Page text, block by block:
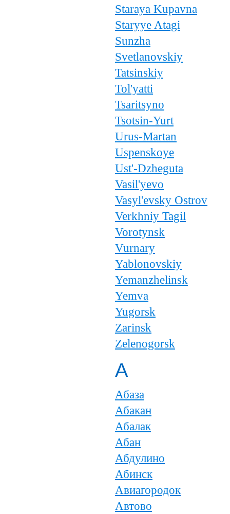
Staraya Kupavna
Staryye Atagi
Sunzha
Svetlanovskiy
Tatsinskiy
Tol'yatti
Tsaritsyno
Tsotsin-Yurt
Urus-Martan
Uspenskoye
Ust'-Dzheguta
Vasil'yevo
Vasyl'evsky Ostrov
Verkhniy Tagil
Vorotynsk
Vurnary
Yablonovskiy
Yemanzhelinsk
Yemva
Yugorsk
Zarinsk
Zelenogorsk
А
Абаза
Абакан
Абалак
Абан
Абдулино
Абинск
Авиагородок
Автово